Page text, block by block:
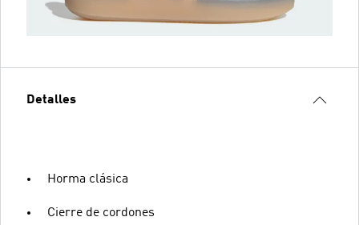
Detalles
Horma clásica
Cierre de cordones